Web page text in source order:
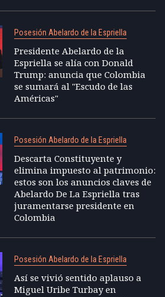
Posesión Abelardo de la Espriella
Presidente Abelardo de la
Espriella se alía con Donald
Trump: anuncia que Colombia
se sumará al "Escudo de las
Américas"
Posesión Abelardo de la Espriella
Descarta Constituyente y
elimina impuesto al patrimonio:
estos son los anuncios claves de
Abelardo De La Espriella tras
juramentarse presidente en
Colombia
Posesión Abelardo de la Espriella
Así se vivió sentido aplauso a
Miguel Uribe Turbay en